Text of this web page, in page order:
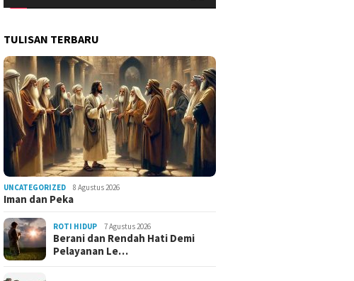
TULISAN TERBARU
UNCATEGORIZED 8 Agustus 2026
Iman dan Peka
ROTI HIDUP 7 Agustus 2026
Berani dan Rendah Hati Demi
Pelayanan Le…